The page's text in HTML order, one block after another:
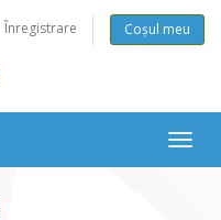
Înregistrare Coșul meu